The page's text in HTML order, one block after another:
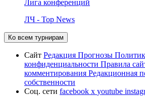
Лига конференций
ЛЧ - Top News
Ко всем турнирам
Сайт Редакция Прогнозы
конфиденциальности Правила
комментирования Редакционная
собственности
Соц. сети facebook x youtube